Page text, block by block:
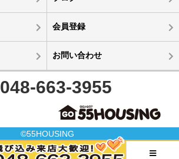
会員登録
お問い合わせ
048-663-3955
©55HOUSING